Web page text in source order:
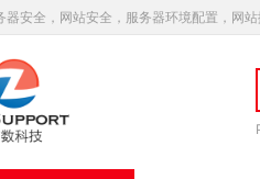
器安全，网站安全，服务器环境配置，网